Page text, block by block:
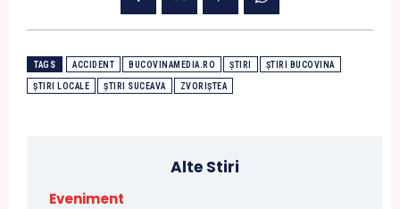
TAGS ACCIDENT BUCOVINAMEDIA.RO ȘTIRI ȘTIRI BUCOVINA
ȘTIRI LOCALE ȘTIRI SUCEAVA ZVORIȘTEA
Alte Stiri
Eveniment